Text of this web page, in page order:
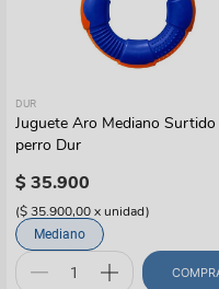
Lazos y sogas
DUR
Juguete Aro Mediano Surtido
perro Dur
$35.900
($ 35.900,00xunidad)
Mediano